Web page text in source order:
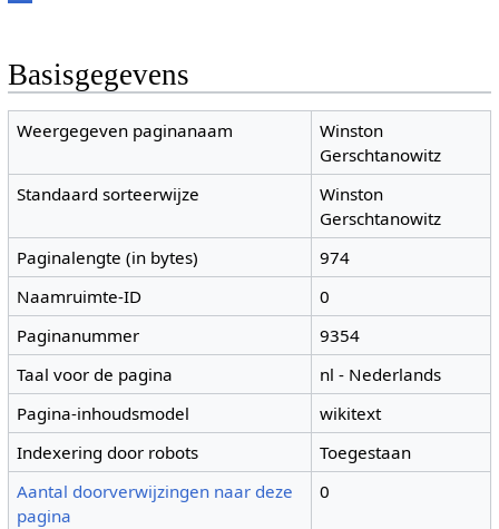
Basisgegevens
Weergegeven paginanaam
Winston
Gerschtanowitz
Standaard sorteerwijze
Winston
Gerschtanowitz
Paginalengte (in bytes)
974
Naamruimte-ID
0
Paginanummer
9354
Taal voor de pagina
nl - Nederlands
Pagina-inhoudsmodel
wikitext
Indexering door robots
Toegestaan
Aantal doorverwijzingen naar deze
pagina
0